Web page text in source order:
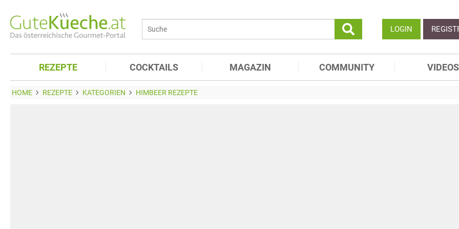
LOGIN
REZEPTE COCKTAILS MAGAZIN COMMUNITY VIDEOS
HOME REZEPTE KATEGORIEN HIMBEER REZEPTE